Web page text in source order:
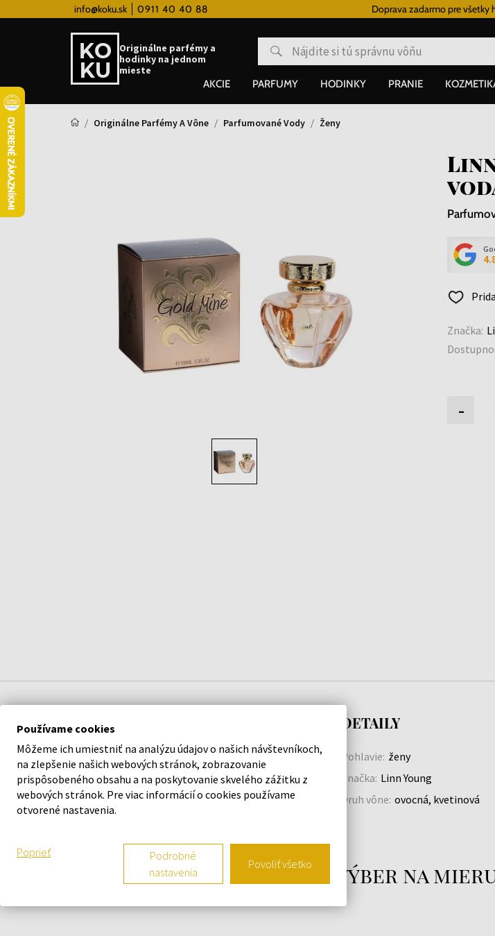
info@koku.sk 0911 40 40 88Vernostný systém Doprava zadarmo pre
Originálne parfémy a
hodinky na jednom
mieste
AKCIE PARFUMY HODINKY PRANIE
Originálne Parfémy A Vône Parfumované Vody Ženy
Značka:
-
POPIS DETAILY
Pohlavie: ženy
Značka: Linn Young
Druh vône: ovocná, kvetinová
Náš výber na
Používame cookies
Môžeme ich umiestniť na analýzu údajov o našich návštevníkoch,
na zlepšenie našich webových stránok, zobrazovanie
prispôsobeného obsahu a na poskytovanie skvelého zážitku z
webových stránok. Pre viac informácií o cookies používame
otvorené nastavenia.
Poprieť
Podrobné
nastavenia
Povoliť všetko